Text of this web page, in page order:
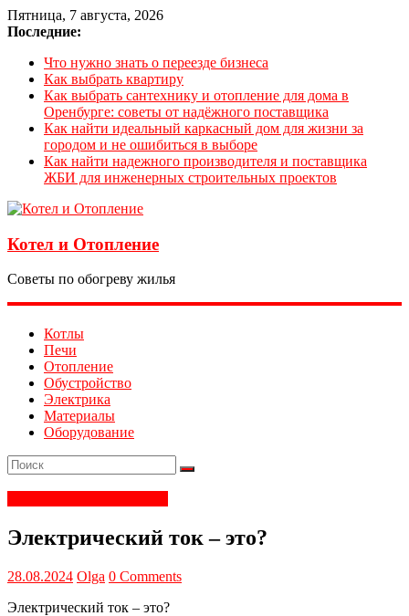
Пятница, 7 августа, 2026
Последние:
Что нужно знать о переезде бизнеса
Как выбрать квартиру
Как выбрать сантехнику и отопление для дома в
Оренбурге: советы от надёжного поставщика
Как найти идеальный каркасный дом для жизни за
городом и не ошибиться в выборе
Как найти надежного производителя и поставщика
ЖБИ для инженерных строительных проектов
Котел и Отопление
Советы по обогреву жилья
Котлы
Печи
Отопление
Обустройство
Электрика
Материалы
Оборудование
Электрический ток – это?
28.08.2024 Olga 0 Comments
Электрический ток – это?